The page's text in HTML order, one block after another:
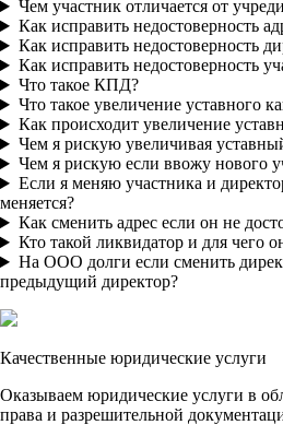
Чем участник отличается от
Как исправить недостоверность
Как исправить недостоверность
Как исправить недостоверность
Что такое КПД?
Что такое увеличение уставного
Как происходит увеличение
Чем я рискую увеличивая
Чем я рискую если ввожу нового
Если я меняю участника и
меняется?
Как сменить адрес если он не
Кто такой ликвидатор и для чего
На ООО долги если сменить
предыдущий директор?
Качественные юридические услуги
Оказываем юридические услуги в
права и разрешительной